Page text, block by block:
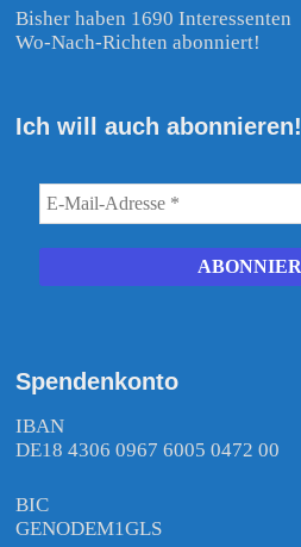
Bisher haben 1690 Interessenten
Wo-Nach-Richten abonniert!
Ich will auch abonnieren!
Spendenkonto
IBAN
DE18 4306 0967 6005 0472 00
BIC
GENODEM1GLS